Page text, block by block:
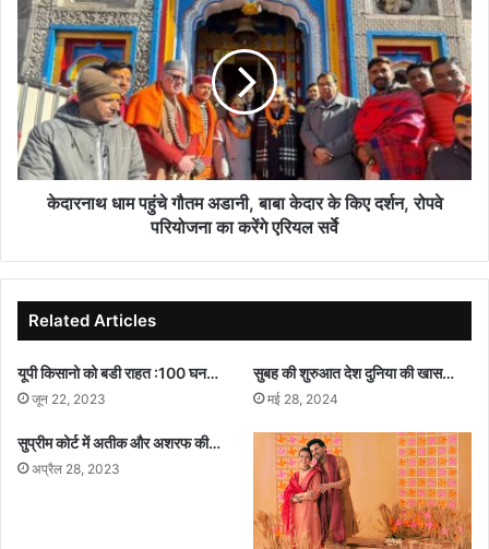
धाम
पहुंचे
गौतम
अडानी,
बाबा
केदार
के
किए
एरियल
सर्वे
केदारनाथ धाम पहुंचे गौतम अडानी, बाबा केदार के किए दर्शन, रोपवे
परियोजना का करेंगे एरियल सर्वे
Related Articles
यूपी किसानो को बडी राहत :100 घन…
जून 22, 2023
सुबह की शुरुआत देश दुनिया की खास…
मई 28, 2024
सुप्रीम कोर्ट में अतीक और अशरफ की…
अप्रैल 28, 2023